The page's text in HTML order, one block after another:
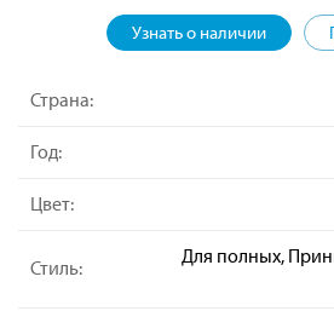
Узнать о наличии
Страна:
Год:
Цвет:
Стиль:
Для полных,